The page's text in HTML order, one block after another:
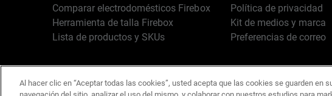
Comparar electrodomésticos Firebox
Herramienta de talla Firebox
Lista de productos y SKUs
Política de privacidad
Kit de medios y marca
Preferencias de correo
Español Copyright © 1996-2026
Al hacer clic en “Aceptar todas las cookies”, usted acepta que las cookies se guarden en